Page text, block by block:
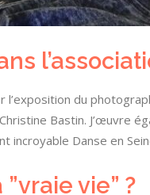
l’exposition du
Bastin. J’œuvre
incroyable Danse en
vie” ?